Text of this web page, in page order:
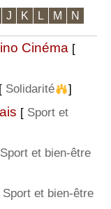
J K L M
N
Cinéma [
[ Solidarité ]
[ Sport et
Sport et bien-être
Sport et bien-être